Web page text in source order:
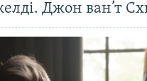
Джон ван’т